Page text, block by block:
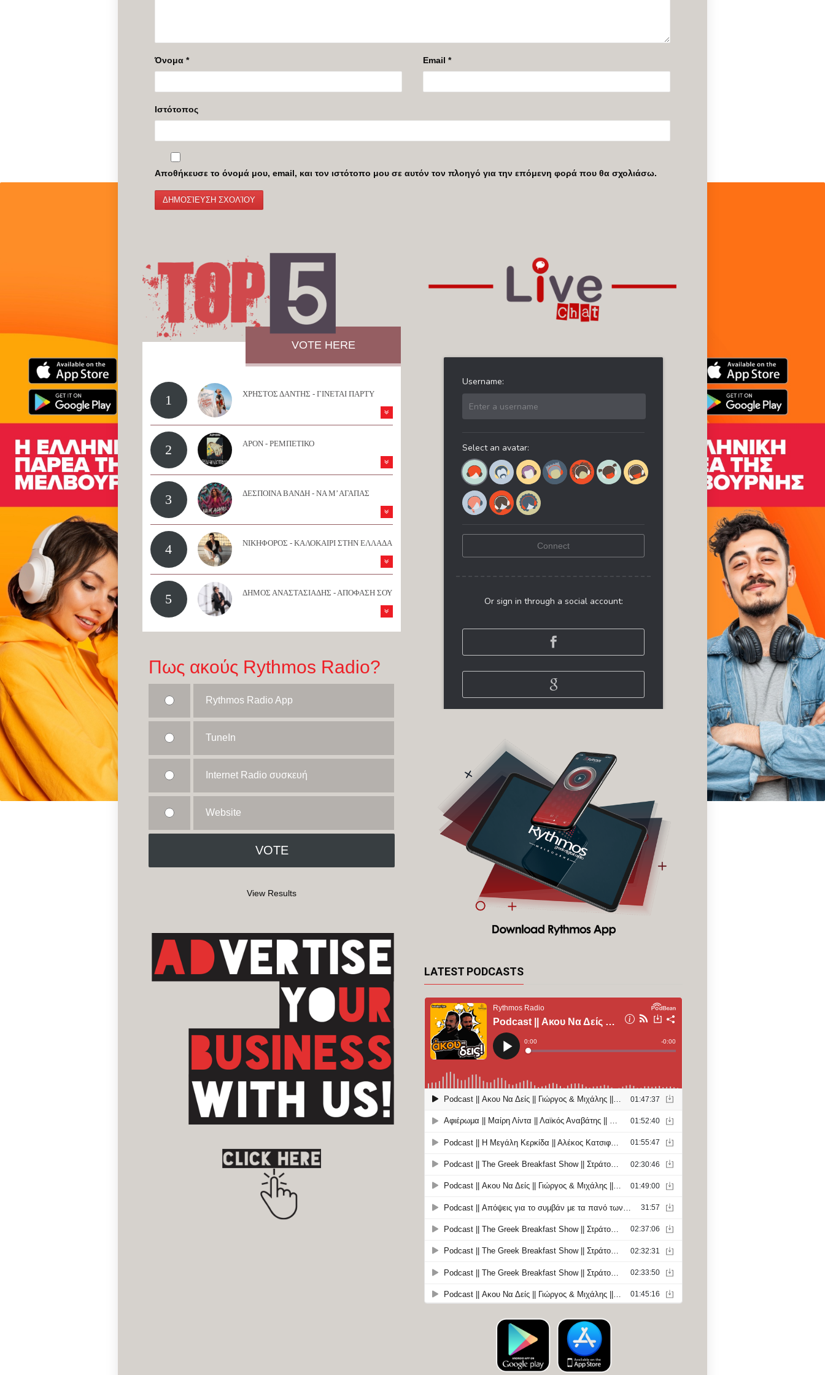
Όνομα * Email *
Ιστότοπος
Αποθήκευσε το όνομά μου, email, και τον ιστότοπο μου σε αυτόν τον πλοηγό για την επόμενη φορά που θα σχολιάσω.
VOTE HERE
1 ΧΡΗΣΤΟΣ ΔΑΝΤΗΣ - ΓΙΝΕΤΑΙ ΠΑΡΤΥ
2 APON - ΡΕΜΠΕΤΙΚΟ
3 ΔΕΣΠΟΙΝΑ ΒΑΝΔΗ - ΝΑ Μ’ ΑΓΑΠΑΣ
4 ΝΙΚΗΦΟΡΟΣ - ΚΑΛΟΚΑΙΡΙ ΣΤΗΝ ΕΛΛΑΔΑ
5 ΔΗΜΟΣ ΑΝΑΣΤΑΣΙΑΔΗΣ - ΑΠΟΦΑΣΗ ΣΟΥ
Πως ακούς Rythmos Radio?
Rythmos Radio App
TuneIn
Internet Radio συσκευή
Website
View Results
LATEST PODCASTS